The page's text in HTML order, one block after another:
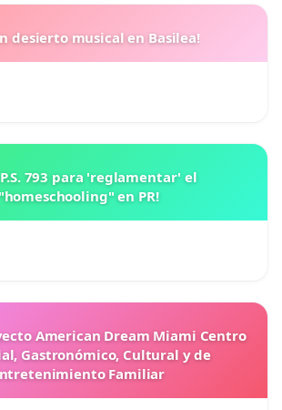
desierto musical en Basilea!
793 para 'reglamentar' el
"homeschooling" en PR!
American Dream Miami Centro
Gastronómico, Cultural y de
Familiar